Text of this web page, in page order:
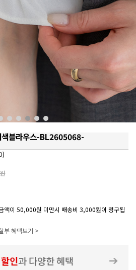
색블라우스-BL2605068-
액이 50,000원 미만시 배송비 3,000원이 청구됩
부 혜택보기 >